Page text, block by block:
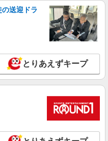
送迎ドラ
とりあえずキープ